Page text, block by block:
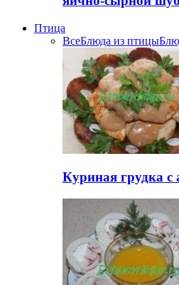
Птица
ВсеБлюда из птицы
Куриная грудка с